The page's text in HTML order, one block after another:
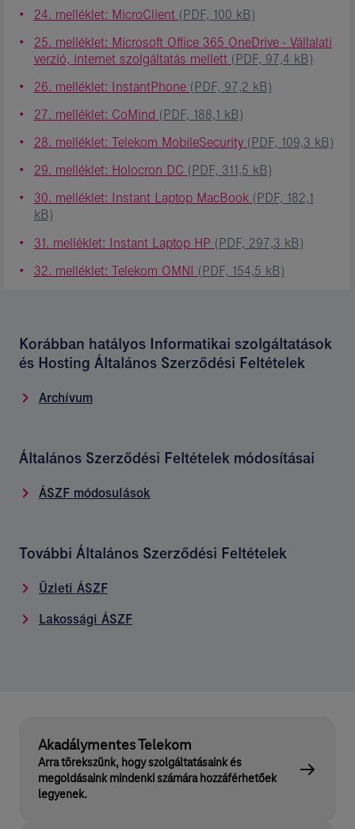
24. melléklet: MicroClient (PDF, 100 kB)
25. melléklet: Microsoft Office 365 OneDrive - Vállalati
verzió, internet szolgáltatás mellett (PDF, 97,4 kB)
26. melléklet: InstantPhone (PDF, 97,2 kB)
27. melléklet: CoMind (PDF, 188,1 kB)
28. melléklet: Telekom MobileSecurity (PDF, 109,3 kB)
29. melléklet: Holocron DC (PDF, 311,5 kB)
30. melléklet: Instant Laptop MacBook (PDF, 182,1
kB)
31. melléklet: Instant Laptop HP (PDF, 297,3 kB)
32. melléklet: Telekom OMNI (PDF, 154,5 kB)
Korábban hatályos Informatikai szolgáltatások
és Hosting Általános Szerződési Feltételek
Archívum
Általános Szerződési Feltételek módosításai
ÁSZF módosulások
További Általános Szerződési Feltételek
Üzleti ÁSZF
Lakossági ÁSZF
Akadálymentes Telekom
Arra törekszünk, hogy szolgáltatásaink és
megoldásaink mindenki számára hozzáférhetőek
legyenek.